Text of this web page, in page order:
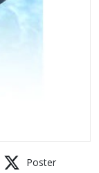
Poster